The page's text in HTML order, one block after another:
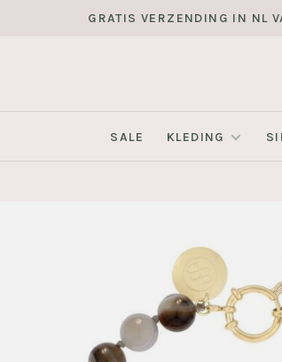
GRATIS VERZENDING IN NL
SALE KLEDING